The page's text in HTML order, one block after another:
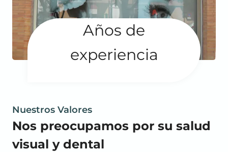
Años de
experiencia
Nuestros Valores
Nos preocupamos por su salud
visual y dental